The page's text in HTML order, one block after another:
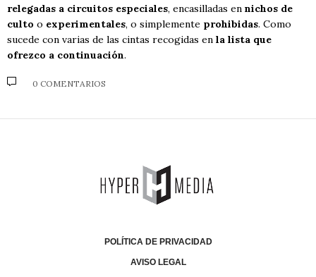
relegadas a circuitos especiales, encasilladas en nichos de
culto o experimentales, o simplemente prohibidas. Como
sucede con varias de las cintas recogidas en la lista que
ofrezco a continuación.
0 COMENTARIOS
POLÍTICA DE PRIVACIDAD
AVISO LEGAL